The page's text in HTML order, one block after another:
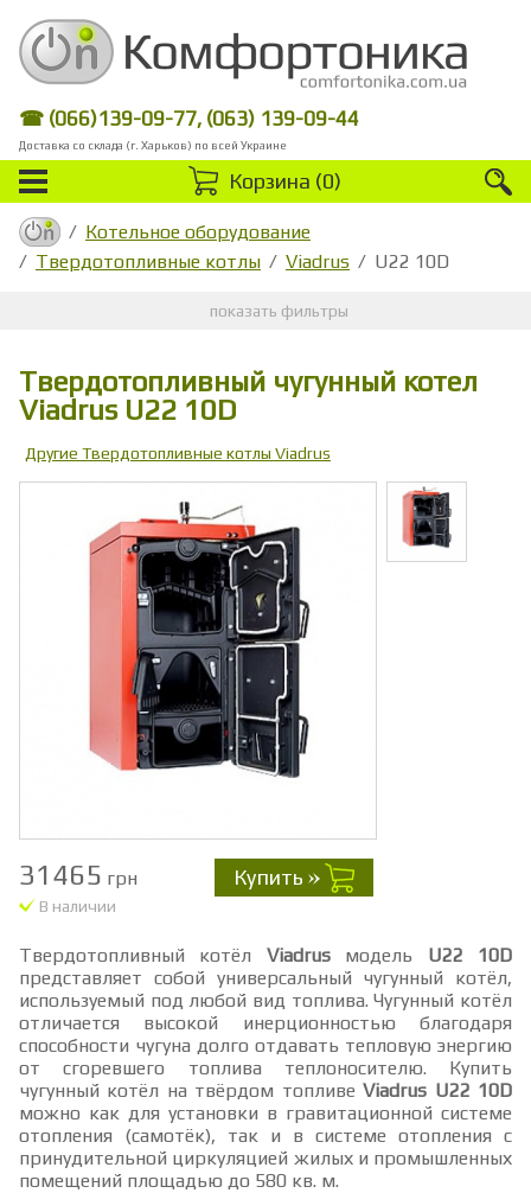
☎ (066)139-09-77, (063) 139-09-44
Доставка со склада (г. Харьков) по всей Украине
Корзина (0)
Котельное оборудование
Твердотопливные котлы
Viadrus U22 10D
показать фильтры
Твердотопливный чугунный котел
Viadrus U22 10D
Другие Твердотопливные котлы Viadrus
31465 грн
В наличии
Купить
Твердотопливный котёл Viadrusмодель U22 10D
представляет собой универсальный чугунный котёл,
используемый под любой вид топлива. Чугунный котёл
отличается высокой инерционностью благодаря
способности чугуна долго отдавать тепловую энергию
от сгоревшего топлива теплоносителю. Купить
чугунный котёл на твёрдом топливеViadrus U22 10D
можно как для установки в гравитационной системе
отопления (самотёк), так и в системе отопления с
принудительной циркуляцией жилых и промышленных
помещений площадью до 580 кв. м.